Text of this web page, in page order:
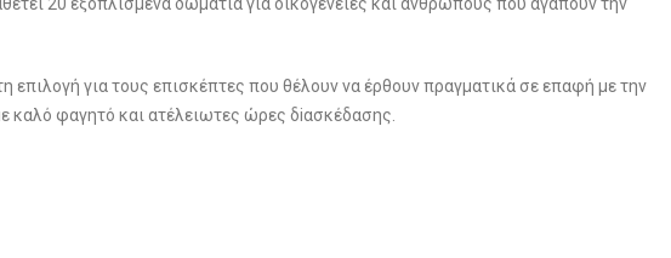
επιλογή για τους επισκέπτες που θέλουν να έρθουν πραγματικά σε επαφή με την
καλό φαγητό και ατέλειωτες ώρες δiασκέδασης.